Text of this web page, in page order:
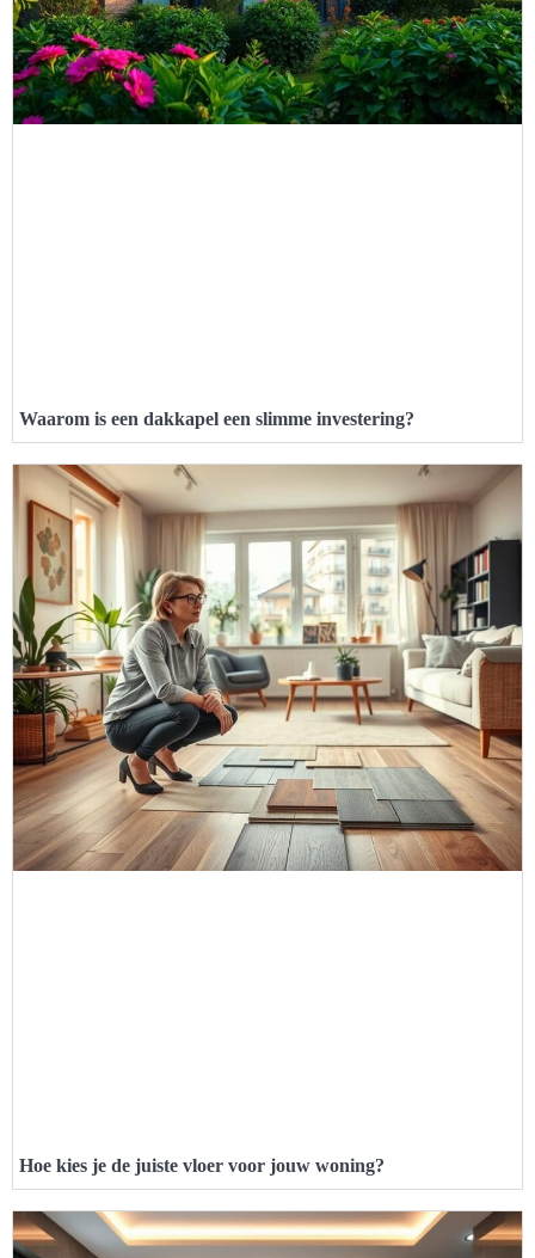
Waarom is een dakkapel een slimme investering?
Hoe kies je de juiste vloer voor jouw woning?